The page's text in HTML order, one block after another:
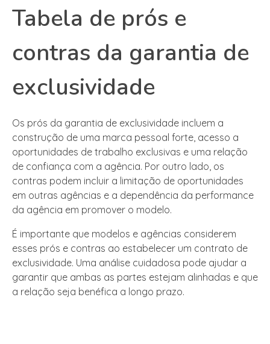
Tabela de prós e
contras da garantia de
exclusividade
Os prós da garantia de exclusividade incluem a
construção de uma marca pessoal forte, acesso a
oportunidades de trabalho exclusivas e uma relação
de confiança com a agência. Por outro lado, os
contras podem incluir a limitação de oportunidades
em outras agências e a dependência da performance
da agência em promover o modelo.
É importante que modelos e agências considerem
esses prós e contras ao estabelecer um contrato de
exclusividade. Uma análise cuidadosa pode ajudar a
garantir que ambas as partes estejam alinhadas e que
a relação seja benéfica a longo prazo.